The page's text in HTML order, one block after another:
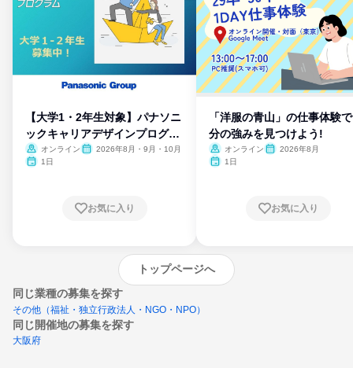
【大学1・2年生対象】パナソニ
ックキャリアデザインプログラ
ム
オンライン
2026年8月・9月・10月
1日
お気に入り
「洋服の青山」の仕事体験
分の強みを見つけよう!
オンライン
2026年8月
1日
お気に入り
トップページへ
同じ業種の募集を探す
その他（福祉・独立行政法人・NGO・NPO）
同じ開催地の募集を探す
大阪府